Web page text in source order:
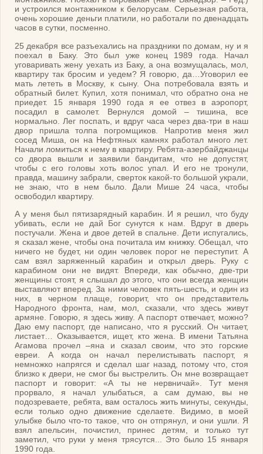
и устроился монтажником к белорусам. Серьезная работа,
очень хорошие деньги платили, но работали по двенадцать
часов в сутки, посменно.
25 декабря все разъехались на праздники по домам, ну и я
поехал в Баку. Это был уже конец 1989 года. Начал
уговаривать жену уехать из Баку, а она возмущалась, мол,
квартиру так бросим и уедем? Я говорю, да…Уговорил ее
мать лететь в Москву, к сыну. Она потребовала взять и
обратный билет. Купил, хотя понимал, что обратно она не
приедет. 15 января 1990 года я ее отвез в аэропорт,
посадил в самолет. Вернулся домой – тишина, все
нормально. Лег поспать, и вдруг часа через два-три в наш
двор пришла толпа погромщиков. Напротив меня жил
сосед Миша, он на Нефтяных камнях работал много лет.
Начали ломиться к нему в квартиру. Ребята-азербайджанцы
со двора вышли и заявили бандитам, что не допустят,
чтобы с его головы хоть волос упал. И его не тронули,
правда, машину забрали, сверток какой-то большой украли,
не знаю, что в нем было. Дали Мише 24 часа, чтобы
освободил квартиру.
А у меня был пятизарядный карабин. И я решил, что буду
убивать, если не дай Бог сунутся к нам. Вдруг в дверь
постучали. Жена и двое детей в спальне. Дети испугались,
я сказал жене, чтобы она почитала им книжку. Обещал, что
ничего не будет, ни один человек порог не переступит. А
сам взял заряженный карабин и открыл дверь. Руку с
карабином они не видят. Впереди, как обычно, две-три
женщины стоят, я слышал до этого, что они всегда женщин
выставляют вперед. За ними человек пять-шесть, и один из
них, в черном плаще, говорит, что он представитель
Народного фронта, нам, мол, сказали, что здесь живут
армяне. Говорю, я здесь живу. А паспорт отвечает, можно?
Даю ему паспорт, где написано, что я русский. Он читает,
листает… Оказывается, ищет, кто жена. В имени Татьяна
Агамова прочел –яна и сказал своим, что это горские
евреи. А когда он начал перелистывать паспорт, я
немножко напрягся и сделал шаг назад, потому что, стоя
близко к двери, не смог бы выстрелить. Он мне возвращает
паспорт и говорит: «А ты не нервничай». Тут меня
прорвало, я начал улыбаться, а сам думаю, вы не
подозреваете, ребята, вам осталось жить минуты, секунды,
если только одно движение сделаете. Видимо, в моей
улыбке было что-то такое, что он отпрянул, и они ушли. Я
взял апельсин, почистил, принес детям, и только тут
заметил, что руки у меня трясутся... Это было 15 января
1990 года.